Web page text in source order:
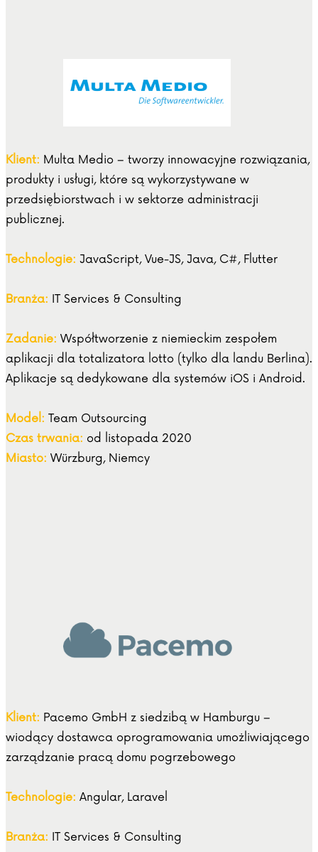
Klient: Multa Medio – tworzy innowacyjne rozwiązania,
produkty i usługi, które są wykorzystywane w
przedsiębiorstwach i w sektorze administracji
publicznej.
Technologie: JavaScript, Vue-JS, Java, C#, Flutter
Branża: IT Services & Consulting
Zadanie: Współtworzenie z niemieckim zespołem
aplikacji dla totalizatora lotto (tylko dla landu Berlina).
Aplikacje są dedykowane dla systemów iOS i Android.
Model: Team Outsourcing
Czas trwania: od listopada 2020
Miasto: Würzburg, Niemcy
Klient: Pacemo GmbH z siedzibą w Hamburgu –
wiodący dostawca oprogramowania umożliwiającego
zarządzanie pracą domu pogrzebowego
Technologie: Angular, Laravel
Branża: IT Services & Consulting